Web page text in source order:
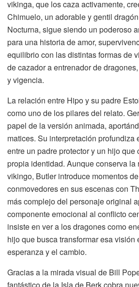
vikinga, que los caza activamente,
Chimuelo, un adorable y gentil
Nocturna, sigue siendo un poderoso
para una historia de amor,
equilibrio con las distintas formas de
de cazador a entrenador de
y vigencia.
La relación entre Hipo y su padre
como uno de los pilares del relato.
papel de la versión animada,
matices. Su interpretación profundiza
entre un padre protector y un hijo que
propia identidad. Aunque conserva la
vikingo, Butler introduce momentos
conmovedores en sus escenas con
más complejo del personaje original
componente emocional al conflicto
insiste en ver a los dragones como
hijo que busca transformar esa visión
esperanza y el cambio.
Gracias a la mirada visual de Bill